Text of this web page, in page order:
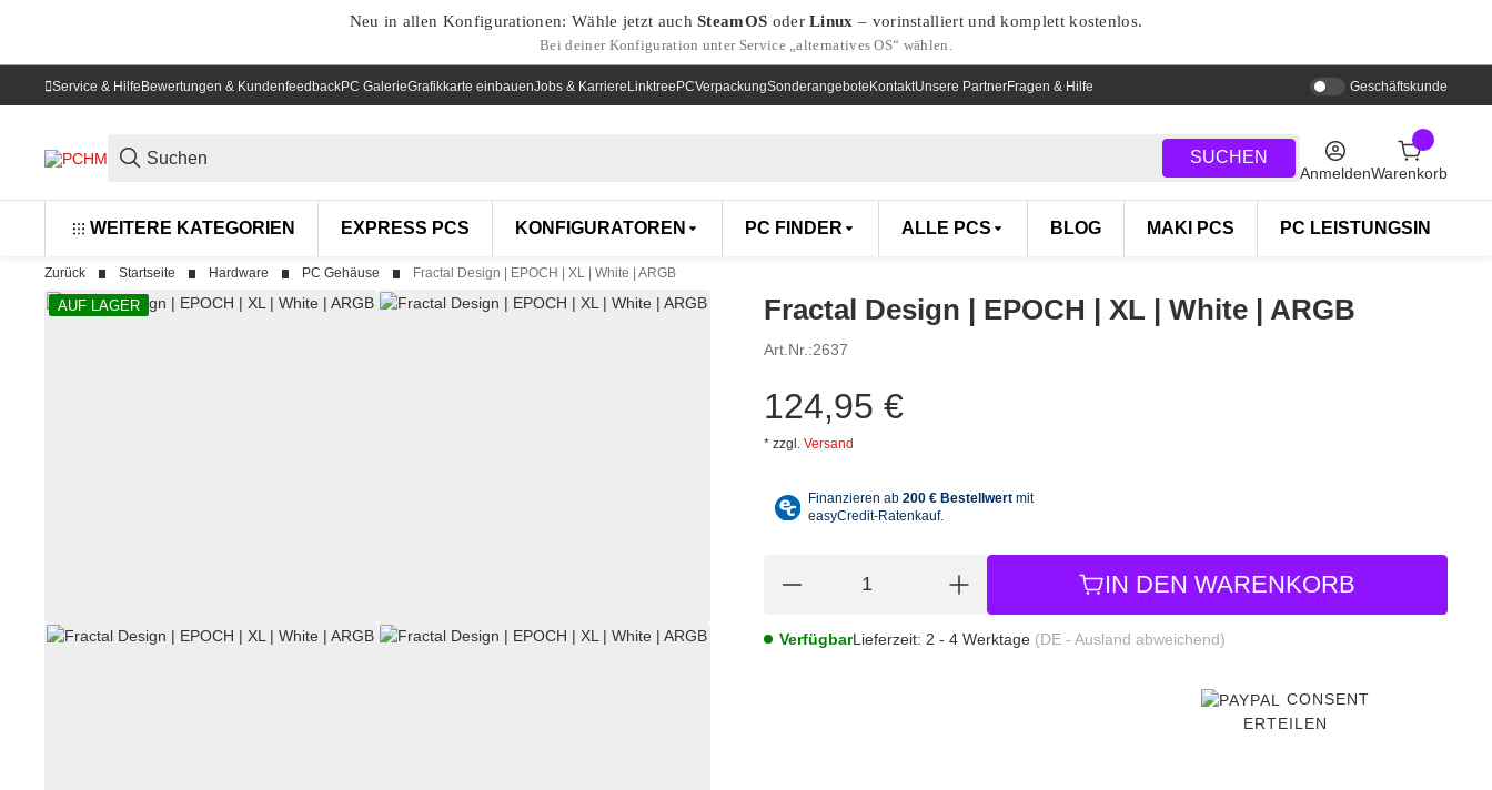
Neu in allen Konfigurationen: Wähle jetzt auchSteamOS oderLinux – vorinstalliert und komplett kostenlos.
Bei deiner Konfiguration unter Service „alternatives OS“ wählen.
Service & HilfeBewertungen & KundenfeedbackPC GalerieGrafikkarte einbauenJobs & KarriereLinktreePCVerpackungSonderangeboteKontaktUnsere PartnerFragen & Hilfe Geschäftskunde
SUCHEN
AnmeldenWarenkorb
WEITERE KATEGORIEN EXPRESS PCS KONFIGURATOREN PC FINDER ALLE PCS BLOG MAKI PCS PC LEISTUNGSINDEX
Zurück Startseite Hardware PC Gehäuse Fractal Design | EPOCH | XL | White | ARGB
AUF LAGER Fractal Design | EPOCH | XL | White | ARGB
Art.Nr.:2637
124,95 €
* zzgl. Versand
IN DEN WARENKORB
VerfügbarLieferzeit: 2 - 4 Werktage (DE - Ausland abweichend)
CONSENT
ERTEILEN